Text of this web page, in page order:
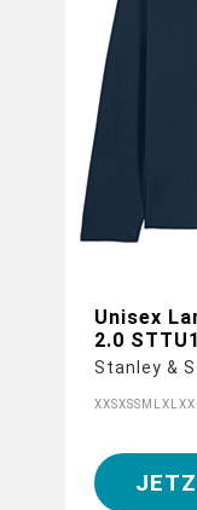
Unisex
2.0
Stanley &
XXSXSS M XL XXL